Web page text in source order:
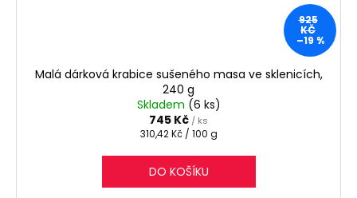
925
KČ
–19 %
Malá dárková krabice sušeného masa ve sklenicích,
240 g
Skladem (6 ks)
745 Kč / ks
Měrná
310,42 Kč / 100 g
DO KOŠÍKU